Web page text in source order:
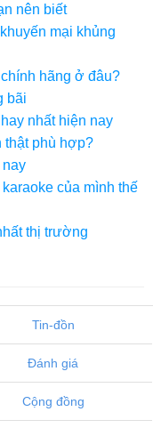
nên biết
mại khủng
hãng ở đâu?
bãi
nhất hiện nay
thật phù hợp?
nay
của mình thế
thị trường
Tin-đồn
Đánh giá
Cộng đồng